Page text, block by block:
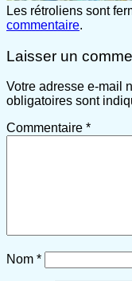
Les rétroliens sont
commentaire.
Laisser un
Votre adresse e-mail
obligatoires sont
Commentaire *
Nom *